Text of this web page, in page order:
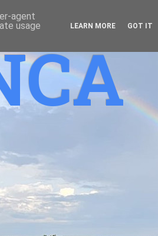
agent
usage
LEARN MORE GOT IT